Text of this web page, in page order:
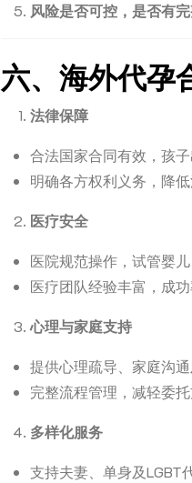
风险是否可控，是否有
六、海外代孕
法律保障
合法国家合同有效，孩
明确各方权利义务，降低
医疗安全
医院规范操作，试管婴
医疗团队经验丰富，成功
心理与家庭支持
提供心理疏导、家庭沟通
完整流程管理，减轻委托
多样化服务
支持夫妻、单身及LGBT